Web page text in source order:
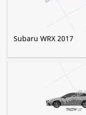
Subaru WRX 2017